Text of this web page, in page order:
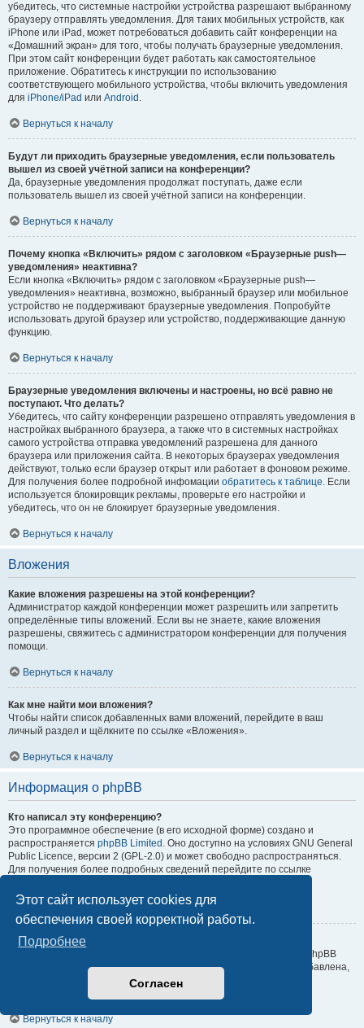
Этот сайт использует cookies для
обеспечения своей корректной работы.
Подробнее
Согласен
убедитесь, что системные настройки устройства разрешают выбранному
браузеру отправлять уведомления. Для таких мобильных устройств, как
iPhone или iPad, может потребоваться добавить сайт конференции на
«Домашний экран» для того, чтобы получать браузерные уведомления.
При этом сайт конференции будет работать как самостоятельное
приложение. Обратитесь к инструкции по использованию
соответствующего мобильного устройства, чтобы включить уведомления
для iPhone/iPad или Android .
Вернуться к началу
Будут ли приходить браузерные уведомления, если пользователь
вышел из своей учётной записи на конференции?
Да, браузерные уведомления продолжат поступать, даже если
пользователь вышел из своей учётной записи на конференции.
Вернуться к началу
Почему кнопка «Включить» рядом с заголовком «Браузерные push—
уведомления» неактивна?
Если кнопка «Включить» рядом с заголовком «Браузерные push—
уведомления» неактивна, возможно, выбранный браузер или мобильное
устройство не поддерживают браузерные уведомления. Попробуйте
использовать другой браузер или устройство, поддерживающие данную
функцию.
Вернуться к началу
Браузерные уведомления включены и настроены, но всё равно не
поступают. Что делать?
Убедитесь, что сайту конференции разрешено отправлять уведомления в
настройках выбранного браузера, а также что в системных настройках
самого устройства отправка уведомлений разрешена для данного
браузера или приложения сайта. В некоторых браузерах уведомления
действуют, только если браузер открыт или работает в фоновом режиме.
Для получения более подробной инфомации обратитесь к таблице. Если
используется блокировщик рекламы, проверьте его настройки и
убедитесь, что он не блокирует браузерные уведомления.
Вернуться к началу
Вложения
Какие вложения разрешены на этой конференции?
Администратор каждой конференции может разрешить или запретить
определённые типы вложений. Если вы не знаете, какие вложения
разрешены, свяжитесь с администратором конференции для получения
помощи.
Вернуться к началу
Как мне найти мои вложения?
Чтобы найти список добавленных вами вложений, перейдите в ваш
личный раздел и щёлкните по ссылке «Вложения».
Вернуться к началу
Информация о phpBB
Кто написал эту конференцию?
Это программное обеспечение (в его исходной форме) создано и
распространяется phpBB Limited . Оно доступно на условиях GNU General
Public Licence, версии 2 (GPL-2.0) и может свободно распространяться.
Для получения более подробных сведений перейдите по ссылке
Почему здесь нет такой-то функции?
Это программное обеспечение было создано и лицензировано phpBB
Limited. Если вы считаете, что какая-то функция должна быть добавлена,
Центр идей phpBB, где можно отдать свой голос за уже
Вернуться к началу